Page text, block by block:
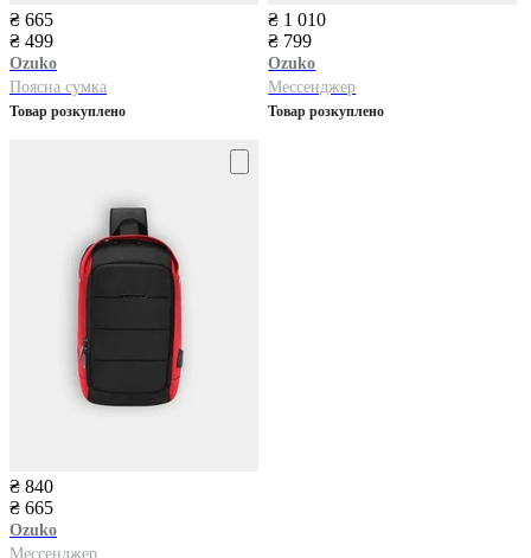
₴ 665
₴ 499
Ozuko
Поясна сумка
Товар розкуплено
₴ 1 010
₴ 799
Ozuko
Мессенджер
Товар розкуплено
₴ 840
₴ 665
Ozuko
Мессенджер